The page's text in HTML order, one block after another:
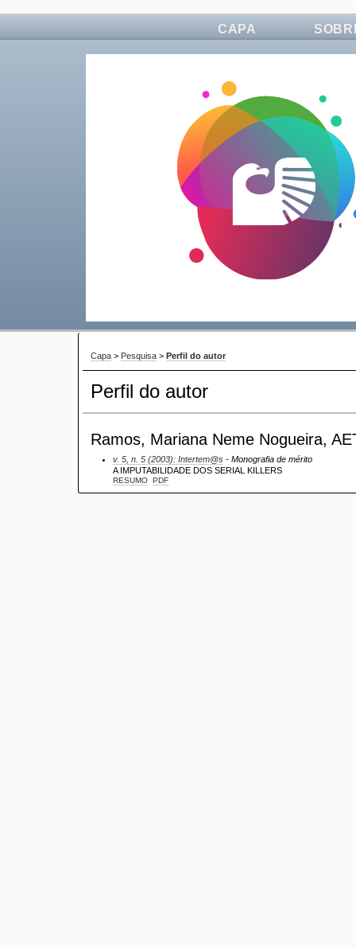
CAPA
Capa > Pesquisa > Perfil do autor
Perfil do autor
Ramos, Mariana Neme Nogueira,
v. 5, n. 5 (2003): Intertem@s - Monografia de mérito
A IMPUTABILIDADE DOS SERIAL KILLERS
RESUMO PDF